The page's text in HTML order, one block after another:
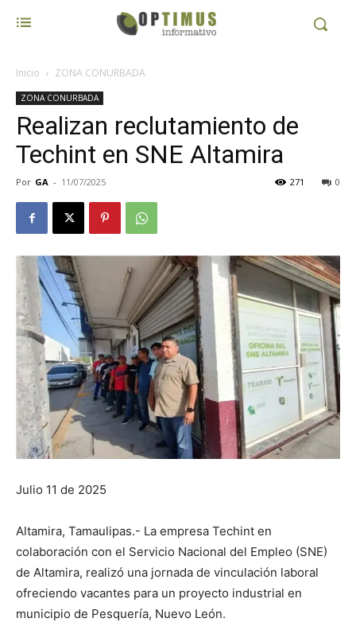
Inicio ZONA CONURBADA
ZONA CONURBADA
Realizan reclutamiento de
Techint en SNE Altamira
Por GA - 11/07/2025 0
271
Julio 11 de 2025
Altamira, Tamaulipas.- La empresa Techint en
colaboración con el Servicio Nacional del Empleo (SNE)
de Altamira, realizó una jornada de vinculación laboral
ofreciendo vacantes para un proyecto industrial en
municipio de Pesquería, Nuevo León.